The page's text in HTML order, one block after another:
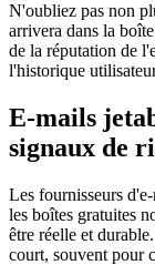
N'oubliez pas non
arrivera dans la
de la réputation de
l'historique
E-mails
signaux de
Les fournisseurs
les boîtes gratuites
être réelle et
court, souvent pour